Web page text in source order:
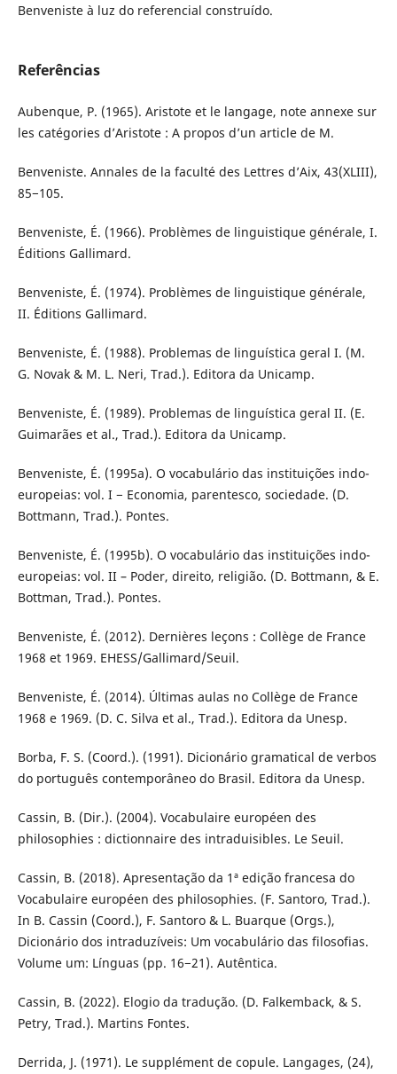
Benveniste à luz do referencial construído.
Referências
Aubenque, P. (1965). Aristote et le langage, note annexe sur
les catégories d’Aristote : A propos d’un article de M.
Benveniste. Annales de la faculté des Lettres d’Aix, 43(XLIII),
85−105.
Benveniste, É. (1966). Problèmes de linguistique générale, I.
Éditions Gallimard.
Benveniste, É. (1974). Problèmes de linguistique générale,
II. Éditions Gallimard.
Benveniste, É. (1988). Problemas de linguística geral I. (M.
G. Novak & M. L. Neri, Trad.). Editora da Unicamp.
Benveniste, É. (1989). Problemas de linguística geral II. (E.
Guimarães et al., Trad.). Editora da Unicamp.
Benveniste, É. (1995a). O vocabulário das instituições indo-
europeias: vol. I − Economia, parentesco, sociedade. (D.
Bottmann, Trad.). Pontes.
Benveniste, É. (1995b). O vocabulário das instituições indo-
europeias: vol. II – Poder, direito, religião. (D. Bottmann, & E.
Bottman, Trad.). Pontes.
Benveniste, É. (2012). Dernières leçons : Collège de France
1968 et 1969. EHESS/Gallimard/Seuil.
Benveniste, É. (2014). Últimas aulas no Collège de France
1968 e 1969. (D. C. Silva et al., Trad.). Editora da Unesp.
Borba, F. S. (Coord.). (1991). Dicionário gramatical de verbos
do português contemporâneo do Brasil. Editora da Unesp.
Cassin, B. (Dir.). (2004). Vocabulaire européen des
philosophies : dictionnaire des intraduisibles. Le Seuil.
Cassin, B. (2018). Apresentação da 1ª edição francesa do
Vocabulaire européen des philosophies. (F. Santoro, Trad.).
In B. Cassin (Coord.), F. Santoro & L. Buarque (Orgs.),
Dicionário dos intraduzíveis: Um vocabulário das filosofias.
Volume um: Línguas (pp. 16−21). Autêntica.
Cassin, B. (2022). Elogio da tradução. (D. Falkemback, & S.
Petry, Trad.). Martins Fontes.
Derrida, J. (1971). Le supplément de copule. Langages, (24),